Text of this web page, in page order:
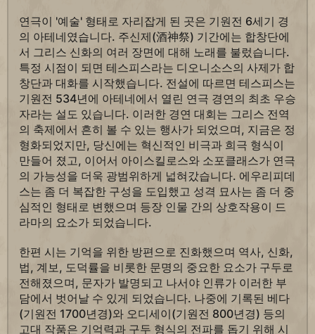
연극이 '예술' 형태로 자리잡게 된 곳은 기원전 6세기 경
의 아테네였습니다. 주신제(酒神祭) 기간에는 합창단에
서 그리스 신화의 여러 장면에 대해 노래를 불렀습니다.
특정 시점이 되면 테스피스라는 디오니소스의 사제가 합
창단과 대화를 시작했습니다. 전설에 따르면 테스피스는
기원전 534년에 아테네에서 열린 연극 경연의 최초 우승
자라는 설도 있습니다. 이러한 경연 대회는 그리스 전역
의 축제에서 흔히 볼 수 있는 행사가 되었으며, 지금은 정
형화되었지만, 당신에는 혁신적인 비극과 희극 형식이
만들어 졌고, 이어서 아이스킬로스와 소포클래스가 연극
의 가능성을 더욱 광범위하게 넓혀갔습니다. 에우리피데
스는 좀 더 복잡한 구성을 도입했고 성격 묘사는 좀 더 중
심적인 형태로 변했으며 등장 인물 간의 상호작용이 드
라마의 요소가 되었습니다.
한편 시는 기억을 위한 방편으로 진화했으며 역사, 신화,
법, 계보, 도덕률을 비롯한 문명의 중요한 요소가 구두로
전해졌으며, 문자가 발명되고 나서야 인류가 이러한 부
담에서 벗어날 수 있게 되었습니다. 나중에 기록된 베다
(기원전 1700년경)와 오디세이(기원전 800년경) 등의
고대 작품은 기억력과 구두 형식의 전파를 돕기 위해 시